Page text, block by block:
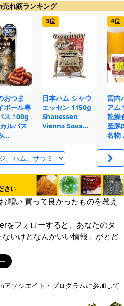
れ筋ランキング
おつま
ボール専
ス 100g
ルパス
…
3位
日本ハム シャウ
エッセン 1150g
Shauessen
Vienna Saus…
4位
宮内
アム
乾燥
産豚
名物
願い 買って良かったものを教え
をフォローすると、あなたのタ
いけどなんかいい情報」がとど
アソシエイト・プログラムに参加して